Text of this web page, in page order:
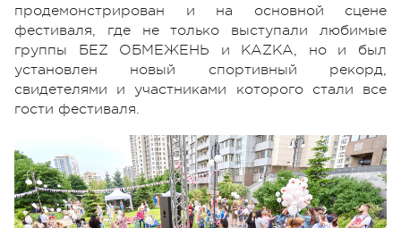
продемонстрирован и на основной сцене
фестиваля, где не только выступали любимые
группы БЕZ ОБМЕЖЕНЬ и KAZKA, но и был
установлен новый спортивный рекорд,
свидетелями и участниками которого стали все
гости фестиваля.